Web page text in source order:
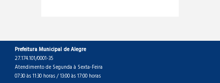
Prefeitura Municipal de Alegre
27.174.101/0001-35
Atendimento de Segunda à Sexta-Feira
07:30 às 11:30 horas / 13:00 às 17:00 horas